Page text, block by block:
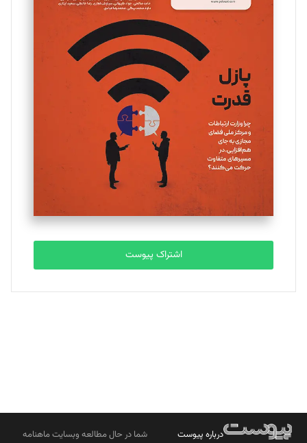
مینا پاکدل
یسنا امان‌پور
تحریریه
ملینا جعفری
تحریریه
مصطفی مسجدی آرانی
تحریریه
بابک نقاش
تحریریه
اشتراک پیوست
درباره پیوست
شما در حال مطالعه وبسایت ماهنامه